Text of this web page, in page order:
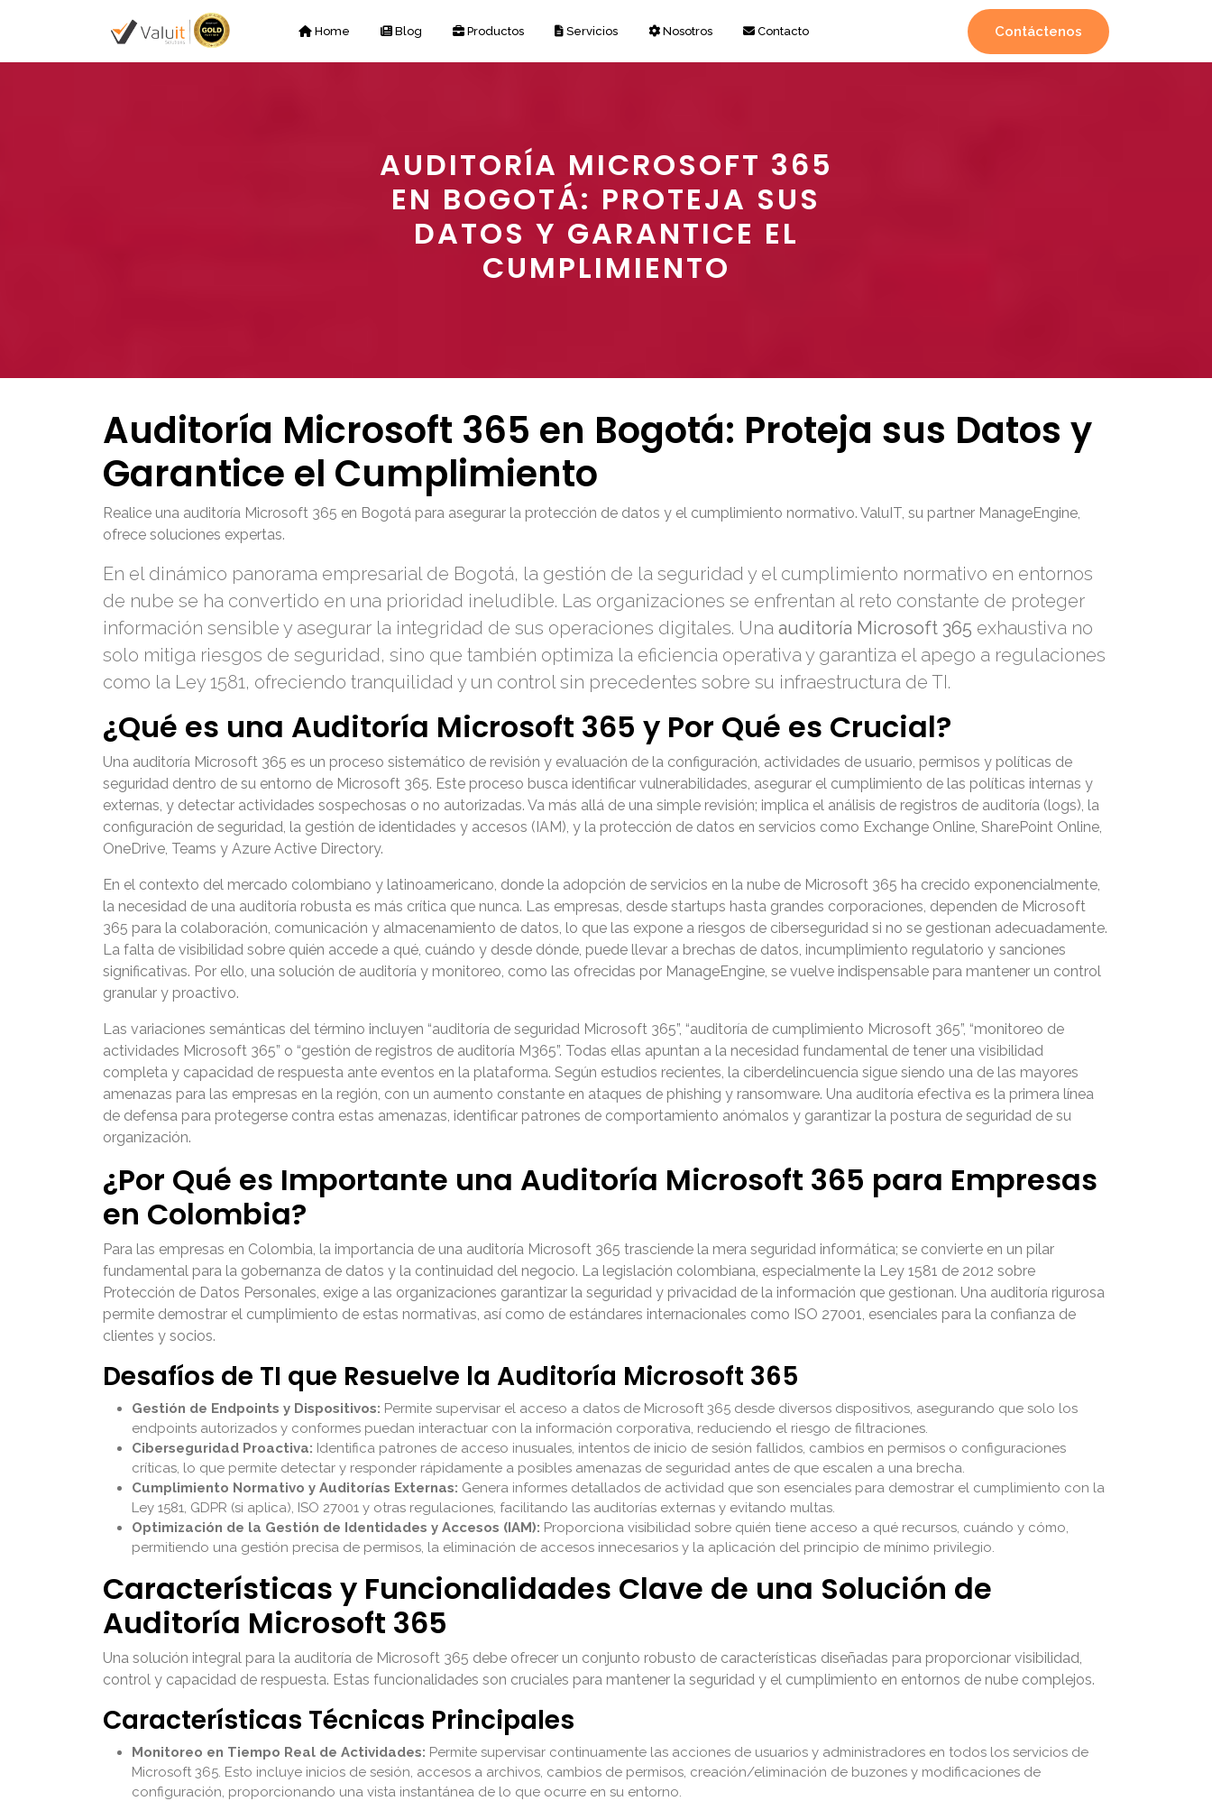
Home Blog Productos Servicios Nosotros Contacto Contáctenos
AUDITORÍA MICROSOFT 365
EN BOGOTÁ: PROTEJA SUS
DATOS Y GARANTICE EL
CUMPLIMIENTO
Auditoría Microsoft 365 en Bogotá: Proteja sus Datos y
Garantice el Cumplimiento
Realice una auditoría Microsoft 365 en Bogotá para asegurar la protección de datos y el cumplimiento normativo. ValuIT, su partner ManageEngine,
ofrece soluciones expertas.
En el dinámico panorama empresarial de Bogotá, la gestión de la seguridad y el cumplimiento normativo en entornos
de nube se ha convertido en una prioridad ineludible. Las organizaciones se enfrentan al reto constante de proteger
información sensible y asegurar la integridad de sus operaciones digitales. Una auditoría Microsoft 365 exhaustiva no
solo mitiga riesgos de seguridad, sino que también optimiza la eficiencia operativa y garantiza el apego a regulaciones
como la Ley 1581, ofreciendo tranquilidad y un control sin precedentes sobre su infraestructura de TI.
¿Qué es una Auditoría Microsoft 365 y Por Qué es Crucial?
Una auditoría Microsoft 365 es un proceso sistemático de revisión y evaluación de la configuración, actividades de usuario, permisos y políticas de
seguridad dentro de su entorno de Microsoft 365. Este proceso busca identificar vulnerabilidades, asegurar el cumplimiento de las políticas internas y
externas, y detectar actividades sospechosas o no autorizadas. Va más allá de una simple revisión; implica el análisis de registros de auditoría (logs), la
configuración de seguridad, la gestión de identidades y accesos (IAM), y la protección de datos en servicios como Exchange Online, SharePoint Online,
OneDrive, Teams y Azure Active Directory.
En el contexto del mercado colombiano y latinoamericano, donde la adopción de servicios en la nube de Microsoft 365 ha crecido exponencialmente,
la necesidad de una auditoría robusta es más crítica que nunca. Las empresas, desde startups hasta grandes corporaciones, dependen de Microsoft
365 para la colaboración, comunicación y almacenamiento de datos, lo que las expone a riesgos de ciberseguridad si no se gestionan adecuadamente.
La falta de visibilidad sobre quién accede a qué, cuándo y desde dónde, puede llevar a brechas de datos, incumplimiento regulatorio y sanciones
significativas. Por ello, una solución de auditoría y monitoreo, como las ofrecidas por ManageEngine, se vuelve indispensable para mantener un control
granular y proactivo.
Las variaciones semánticas del término incluyen “auditoría de seguridad Microsoft 365”, “auditoría de cumplimiento Microsoft 365”, “monitoreo de
actividades Microsoft 365” o “gestión de registros de auditoría M365”. Todas ellas apuntan a la necesidad fundamental de tener una visibilidad
completa y capacidad de respuesta ante eventos en la plataforma. Según estudios recientes, la ciberdelincuencia sigue siendo una de las mayores
amenazas para las empresas en la región, con un aumento constante en ataques de phishing y ransomware. Una auditoría efectiva es la primera línea
de defensa para protegerse contra estas amenazas, identificar patrones de comportamiento anómalos y garantizar la postura de seguridad de su
organización.
¿Por Qué es Importante una Auditoría Microsoft 365 para Empresas
en Colombia?
Para las empresas en Colombia, la importancia de una auditoría Microsoft 365 trasciende la mera seguridad informática; se convierte en un pilar
fundamental para la gobernanza de datos y la continuidad del negocio. La legislación colombiana, especialmente la Ley 1581 de 2012 sobre
Protección de Datos Personales, exige a las organizaciones garantizar la seguridad y privacidad de la información que gestionan. Una auditoría rigurosa
permite demostrar el cumplimiento de estas normativas, así como de estándares internacionales como ISO 27001, esenciales para la confianza de
clientes y socios.
Desafíos de TI que Resuelve la Auditoría Microsoft 365
Gestión de Endpoints y Dispositivos: Permite supervisar el acceso a datos de Microsoft 365 desde diversos dispositivos, asegurando que solo los
endpoints autorizados y conformes puedan interactuar con la información corporativa, reduciendo el riesgo de filtraciones.
Ciberseguridad Proactiva: Identifica patrones de acceso inusuales, intentos de inicio de sesión fallidos, cambios en permisos o configuraciones
críticas, lo que permite detectar y responder rápidamente a posibles amenazas de seguridad antes de que escalen a una brecha.
Cumplimiento Normativo y Auditorías Externas: Genera informes detallados de actividad que son esenciales para demostrar el cumplimiento con la
Ley 1581, GDPR (si aplica), ISO 27001 y otras regulaciones, facilitando las auditorías externas y evitando multas.
Optimización de la Gestión de Identidades y Accesos (IAM): Proporciona visibilidad sobre quién tiene acceso a qué recursos, cuándo y cómo,
permitiendo una gestión precisa de permisos, la eliminación de accesos innecesarios y la aplicación del principio de mínimo privilegio.
Características y Funcionalidades Clave de una Solución de
Auditoría Microsoft 365
Una solución integral para la auditoría de Microsoft 365 debe ofrecer un conjunto robusto de características diseñadas para proporcionar visibilidad,
control y capacidad de respuesta. Estas funcionalidades son cruciales para mantener la seguridad y el cumplimiento en entornos de nube complejos.
Características Técnicas Principales
Monitoreo en Tiempo Real de Actividades: Permite supervisar continuamente las acciones de usuarios y administradores en todos los servicios de
Microsoft 365. Esto incluye inicios de sesión, accesos a archivos, cambios de permisos, creación/eliminación de buzones y modificaciones de
configuración, proporcionando una vista instantánea de lo que ocurre en su entorno.